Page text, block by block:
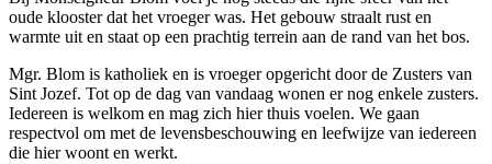
oude klooster dat het vroeger was. Het gebouw straalt rust en
warmte uit en staat op een prachtig terrein aan de rand van het bos.
Mgr. Blom is katholiek en is vroeger opgericht door de Zusters van
Sint Jozef. Tot op de dag van vandaag wonen er nog enkele zusters.
Iedereen is welkom en mag zich hier thuis voelen. We gaan
respectvol om met de levensbeschouwing en leefwijze van iedereen
die hier woont en werkt.